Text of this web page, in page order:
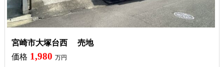
宮崎市大塚台西 売地
価格 1,980 万円